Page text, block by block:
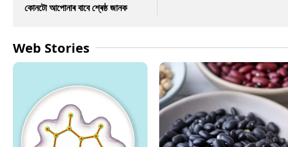
কোনটো আপোনাৰ বাবে শ্ৰেষ্ঠ জানক
Web Stories